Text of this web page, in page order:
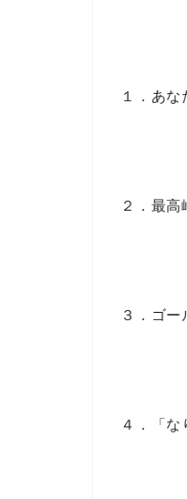
１．あな
２．最
３．ゴ
４．「な